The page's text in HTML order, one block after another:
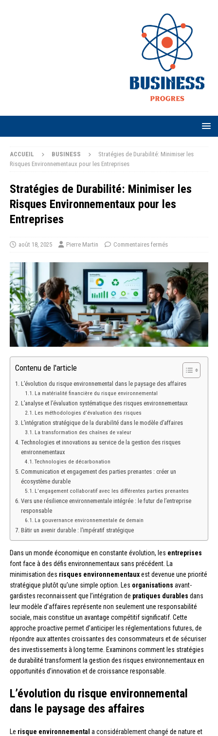
ACCUEIL BUSINESS
Stratégies de Durabilité: Minimiser les
Risques Environnementaux pour les Entreprises
Stratégies de Durabilité: Minimiser les
Risques Environnementaux pour les
Entreprises
août 18, 2025 Pierre Martin Commentaires fermés
Contenu de l'article
L’évolution du risque environnemental dans le paysage des affaires
La matérialité financière du risque environnemental
L’analyse et l’évaluation systématique des risques environnementaux
Les méthodologies d’évaluation des risques
L’intégration stratégique de la durabilité dans le modèle d’affaires
La transformation des chaînes de valeur
Technologies et innovations au service de la gestion des risques
environnementaux
Technologies de décarbonation
Communication et engagement des parties prenantes : créer un
écosystème durable
L’engagement collaboratif avec les différentes parties prenantes
Vers une résilience environnementale intégrée : le futur de l’entreprise
responsable
La gouvernance environnementale de demain
Bâtir un avenir durable : l’impératif stratégique
Dans un monde économique en constante évolution, les entreprises
font face à des défis environnementaux sans précédent. La
minimisation des risques environnementauxest devenue une priorité
stratégique plutôt qu’une simple option. Les organisations avant-
gardistes reconnaissent que l’intégration de pratiques durables dans
leur modèle d’affaires représente non seulement une responsabilité
sociale, mais constitue un avantage compétitif significatif. Cette
approche proactive permet d’anticiper les réglementations futures, de
répondre aux attentes croissantes des consommateurs et de sécuriser
des investissements à long terme. Examinons comment les stratégies
de durabilité transforment la gestion des risques environnementaux en
opportunités d’innovation et de croissance responsable.
L’évolution du risque environnemental
dans le paysage des affaires
Le risque environnemental a considérablement changé de nature et